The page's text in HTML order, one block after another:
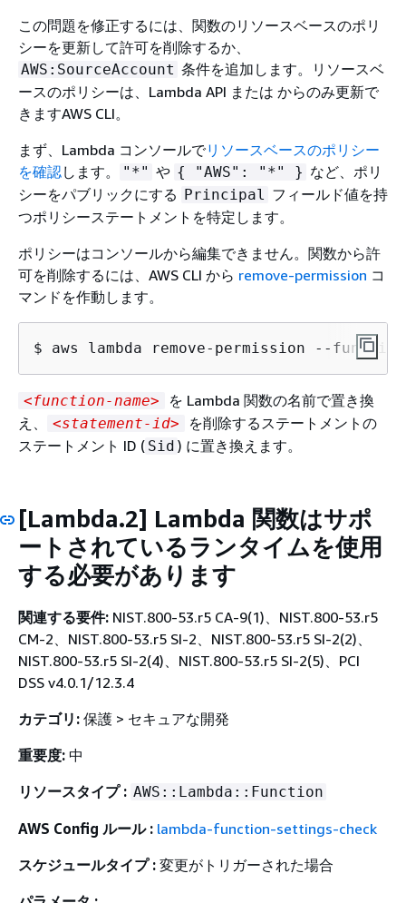
この問題を修正するには、関数のリソースベースのポリ
シーを更新して許可を削除するか、
AWS:SourceAccount 条件を追加します。リソースベ
ースのポリシーは、Lambda API または からのみ更新で
きますAWS CLI。
まず、Lambda コンソールでリソースベースのポリシー
を確認します。 "*" や { "AWS": "*" } など、ポリ
シーをパブリックにする Principal
フィールド値を持
つポリシーステートメントを特定します。
ポリシーはコンソールから編集できません。関数から許
可を削除するには、AWS CLI から remove-permission コ
マンドを作動します。
$ aws lambda remove-permission --
<function-name>
を Lambda 関数の名前で置き換
え、
<statement-id>
を削除するステートメントの
ステートメント ID ( Sid ) に置き換えます。
[Lambda.2] Lambda 関数はサポ
ートされているランタイムを使用
する必要があります
関連する要件: NIST.800-53.r5 CA-9(1)、NIST.800-53.r5
CM-2、NIST.800-53.r5 SI-2、NIST.800-53.r5 SI-2(2)、
NIST.800-53.r5 SI-2(4)、NIST.800-53.r5 SI-2(5)、PCI
DSS v4.0.1/12.3.4
カテゴリ: 保護 > セキュアな開発
重要度: 中
リソースタイプ : AWS::Lambda::Function
AWS Config ルール : lambda-function-settings-check
スケジュールタイプ : 変更がトリガーされた場合